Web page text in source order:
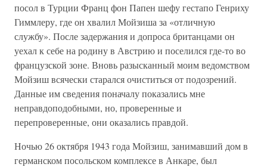
посол в Турции Франц фон Папен шефу гестапо Генриху
Гиммлеру, где он хвалил Мойзиша за «отличную
службу». После задержания и допроса британцами он
уехал к себе на родину в Австрию и поселился где-то во
французской зоне. Вновь разысканный моим ведомством
Мойзиш всячески старался очиститься от подозрений.
Данные им сведения поначалу показались мне
неправдоподобными, но, проверенные и
перепроверенные, они оказались правдой.
Ночью 26 октября 1943 года Мойзиш, занимавший дом в
германском посольском комплексе в Анкаре, был